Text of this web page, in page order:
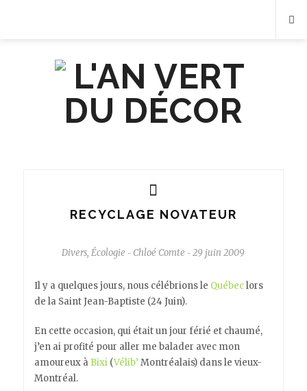
RECYCLAGE NOVATEUR
Divers,Écologie - Chloé Comte - 29 juin 2009
Il y a quelques jours, nous célébrions le Québeclors
de la Saint Jean-Baptiste (24 Juin).
En cette occasion, qui était un jour férié et chaumé,
j’en ai profité pour aller me balader avec mon
amoureux à Bixi(Vélib’Montréalais) dans le vieux-
Montréal.